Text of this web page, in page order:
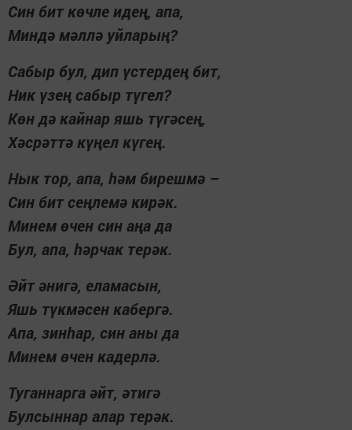
Син бит көчле идең, апа,
Миндә мәллә уйларың?
Сабыр бул, дип үстердең бит,
Ник үзең сабыр түгел?
Көн дә кайнар яшь түгәсең,
Хәсрәттә күңел күгең.
Нык тор, апа, һәм бирешмә –
Син бит сеңлемә кирәк.
Минем өчен син аңа да
Бул, апа, һәрчак терәк.
Әйт әнигә, еламасын,
Яшь түкмәсен кабергә.
Апа, зинһар, син аны да
Минем өчен кадерлә.
Туганнарга әйт, әтигә
Булсыннар алар терәк.